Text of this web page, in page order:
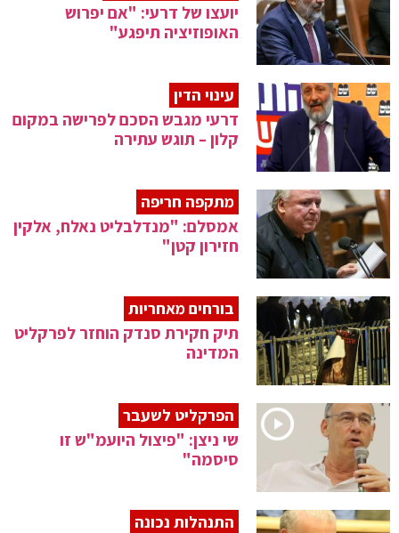
יועצו של דרעי: "אם יפרוש
האופוזיציה תיפגע"
עינוי הדין
דרעי מגבש הסכם לפרישה במקום
קלון – תוגש עתירה
מתקפה חריפה
אמסלם: "מנדלבליט נאלח, אלקין
חזירון קטן"
בורחים מאחריות
תיק חקירת סנדק הוחזר לפרקליט
המדינה
הפרקליט לשעבר
שי ניצן: "פיצול היועמ"ש זו
סיסמה"
התנהלות נכונה